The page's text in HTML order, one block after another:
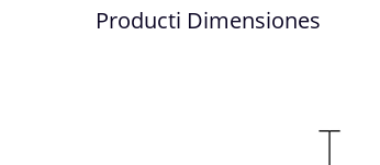
Producti Dimensiones